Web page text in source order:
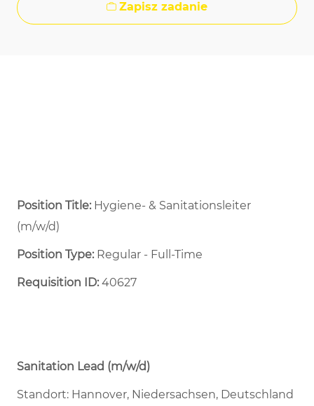
Zapisz zadanie
Position Title: Hygiene‑ & Sanitationsleiter
(m/w/d)
Position Type:Regular - Full-Time ​
Requisition ID:40627
Sanitation Lead (m/w/d)
Standort: Hannover, Niedersachsen, Deutschland